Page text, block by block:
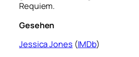
Requiem.
Gesehen
Jessica Jones (IMDb)